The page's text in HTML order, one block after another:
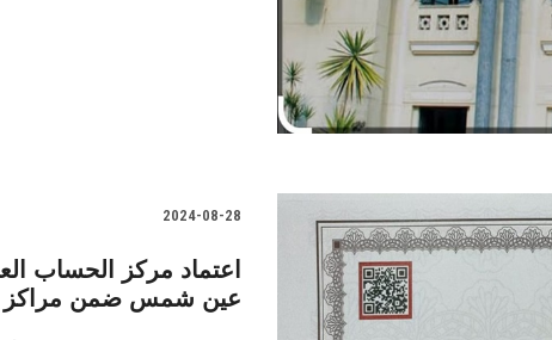
2024-08-28
اعتماد مركز الحساب
عين شمس ضمن مراكز